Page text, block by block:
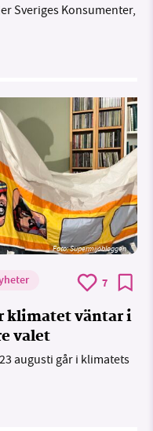
Sveriges Konsumenter,
Foto: Supermijöbloggen
7
klimatet väntar i
valet
augusti går i klimatets